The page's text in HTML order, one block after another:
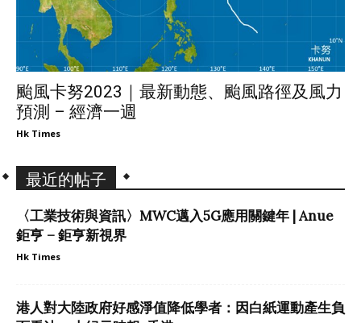
颱風卡努2023｜最新動態、颱風路徑及風力
預測 – 經濟一週
Hk Times
最近的帖子
〈工業技術與資訊〉MWC邁入5G應用關鍵年 | Anue
鉅亨 – 鉅亨新視界
Hk Times
港人對大陸政府好感淨值降低學者：因白紙運動產生負